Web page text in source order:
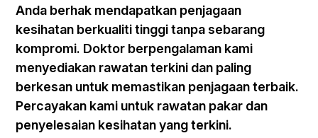
Anda berhak mendapatkan penjagaan
kesihatan berkualiti tinggi tanpa sebarang
kompromi. Doktor berpengalaman kami
menyediakan rawatan terkini dan paling
berkesan untuk memastikan penjagaan terbaik.
Percayakan kami untuk rawatan pakar dan
penyelesaian kesihatan yang terkini.